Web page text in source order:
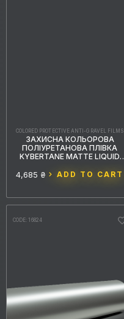
COLORED PROTECTIVE ANTI-GRAVEL FILMS
ЗАХИСНА КОЛЬОРОВА
ПОЛІУРЕТАНОВА ПЛІВКА
KYBERTANE MATTE LIQUID
1.52MX15M
4,685 ₴ ADD TO CART
CODE: 16824